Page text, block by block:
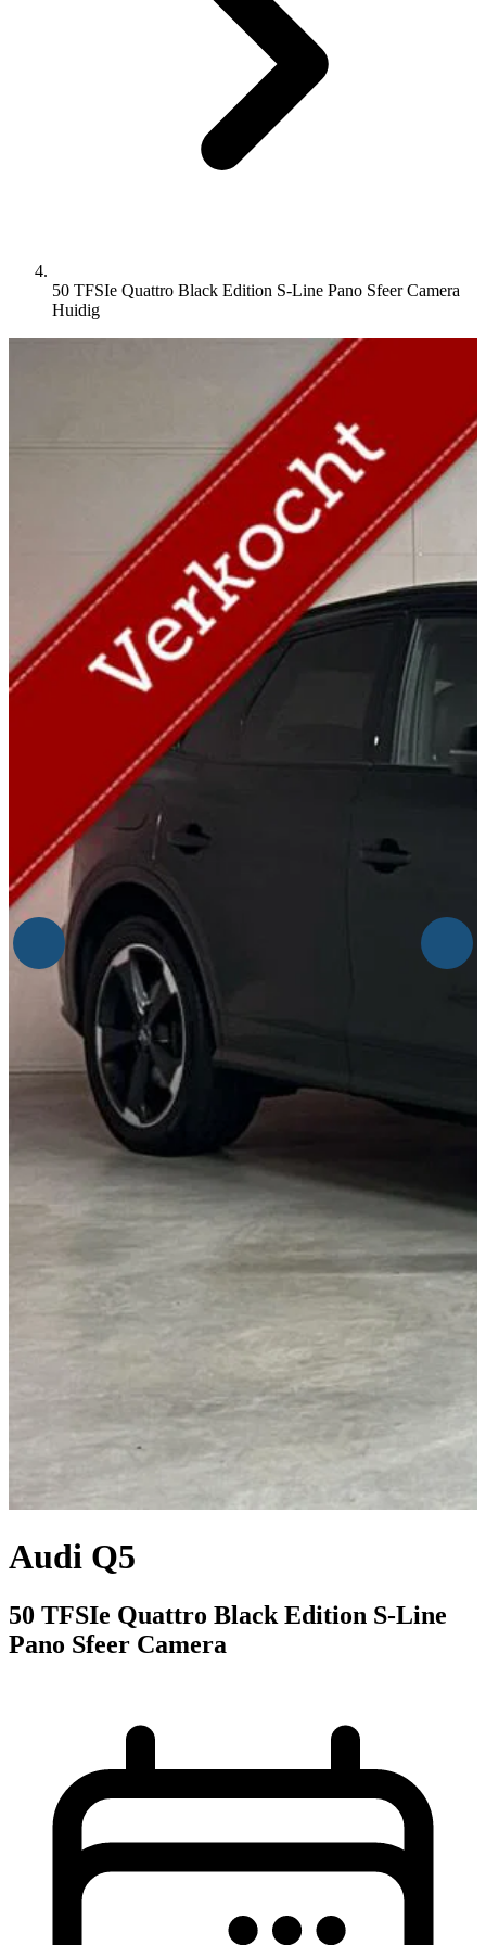
50 TFSIe Quattro Black Edition S-Line Pano Sfeer Camera
Huidig
Audi Q5
50 TFSIe Quattro Black Edition S-Line
Pano Sfeer Camera